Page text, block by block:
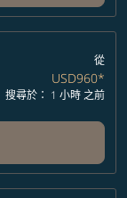
從
USD960*
搜尋於： 1 小時 之前